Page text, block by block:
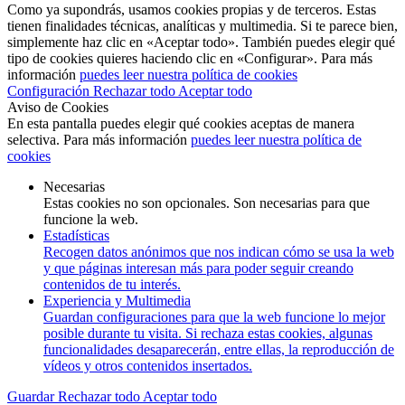
Como ya supondrás, usamos cookies propias y de terceros. Estas
tienen finalidades técnicas, analíticas y multimedia. Si te parece bien,
simplemente haz clic en «Aceptar todo». También puedes elegir qué
tipo de cookies quieres haciendo clic en «Configurar». Para más
información puedes leer nuestra política de cookies
Configuración Rechazar todo Aceptar todo
Aviso de Cookies
En esta pantalla puedes elegir qué cookies aceptas de manera
selectiva. Para más información puedes leer nuestra política de
cookies
Necesarias
Estas cookies no son opcionales. Son necesarias para que
funcione la web.
Estadísticas
Recogen datos anónimos que nos indican cómo se usa la web
y que páginas interesan más para poder seguir creando
contenidos de tu interés.
Experiencia y Multimedia
Guardan configuraciones para que la web funcione lo mejor
posible durante tu visita. Si rechaza estas cookies, algunas
funcionalidades desaparecerán, entre ellas, la reproducción de
vídeos y otros contenidos insertados.
GuardarRechazar todo Aceptar todo